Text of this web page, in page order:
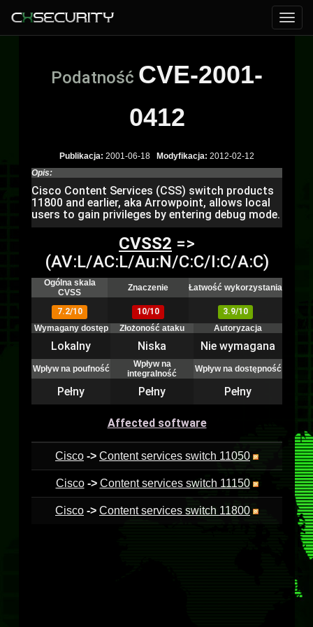
Podatność CVE-2001-
0412
Publikacja: 2001-06-18 Modyfikacja: 2012-02-12
Opis:
Cisco Content Services (CSS) switch products
11800 and earlier, aka Arrowpoint, allows local
users to gain privileges by entering debug mode.
CVSS2 =>
(AV:L/AC:L/Au:N/C:C/I:C/A:C)
Ogólna skala
CVSS
Znaczenie Łatwość wykorzystania
7.2/10 10/10
3.9/10
Wymagany dostęp
Złożoność ataku Autoryzacja
Lokalny Niska Nie wymagana
Wpływ na poufność
Wpływ na
integralność
Wpływ na dostępność
Pełny Pełny Pełny
Affected software
Cisco -> Content services switch 11050
Cisco -> Content services switch 11150
Cisco -> Content services switch 11800